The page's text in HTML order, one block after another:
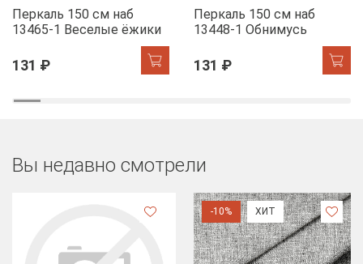
Перкаль 150 см наб
13465-1 Веселые ёжики
131 ₽
Перкаль 150 см наб
13448-1 Обнимусь
131 ₽
Вы недавно смотрели
-10% ХИТ